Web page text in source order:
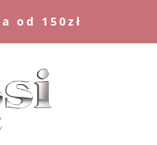
od 150zł